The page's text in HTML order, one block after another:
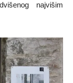
najvišim